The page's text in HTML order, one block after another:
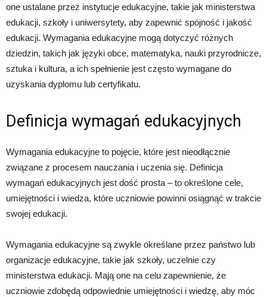
one ustalane przez instytucje edukacyjne, takie jak ministerstwa
edukacji, szkoły i uniwersytety, aby zapewnić spójność i jakość
edukacji. Wymagania edukacyjne mogą dotyczyć różnych
dziedzin, takich jak języki obce, matematyka, nauki przyrodnicze,
sztuka i kultura, a ich spełnienie jest często wymagane do
uzyskania dyplomu lub certyfikatu.
Definicja wymagań edukacyjnych
Wymagania edukacyjne to pojęcie, które jest nieodłącznie
związane z procesem nauczania i uczenia się. Definicja
wymagań edukacyjnych jest dość prosta – to określone cele,
umiejętności i wiedza, które uczniowie powinni osiągnąć w trakcie
swojej edukacji.
Wymagania edukacyjne są zwykle określane przez państwo lub
organizacje edukacyjne, takie jak szkoły, uczelnie czy
ministerstwa edukacji. Mają one na celu zapewnienie, że
uczniowie zdobędą odpowiednie umiejętności i wiedzę, aby móc